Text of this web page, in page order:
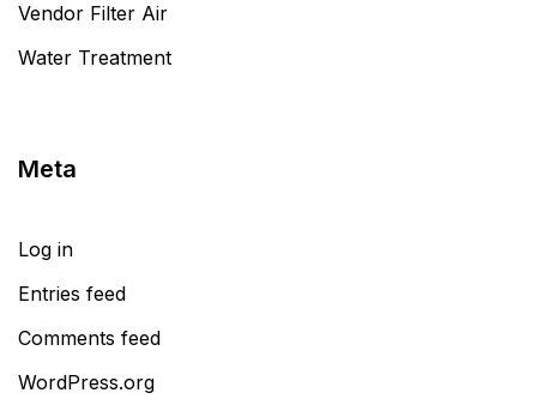
Vendor Filter Air
Water Treatment
Meta
Log in
Entries feed
Comments feed
WordPress.org